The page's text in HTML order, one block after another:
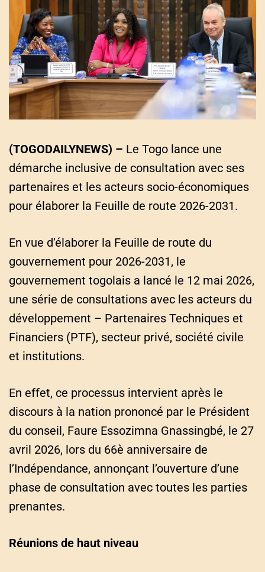
t
i
m
a
t
e
d
r
e
a
d
t
m
e
(TOGODAILYNEWS) – Le Togo lance une
démarche inclusive de consultation avec ses
partenaires et les acteurs socio-économiques
pour élaborer la Feuille de route 2026-2031.
En vue d’élaborer la Feuille de route du
gouvernement pour 2026-2031, le
gouvernement togolais a lancé le 12 mai 2026,
une série de consultations avec les acteurs du
développement – Partenaires Techniques et
Financiers (PTF), secteur privé, société civile
et institutions.
En effet, ce processus intervient après le
discours à la nation prononcé par le Président
du conseil, Faure Essozimna Gnassingbé, le 27
avril 2026, lors du 66è anniversaire de
l’Indépendance, annonçant l’ouverture d’une
phase de consultation avec toutes les parties
prenantes.
Réunions de haut niveau